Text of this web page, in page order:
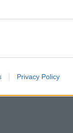
Privacy Policy